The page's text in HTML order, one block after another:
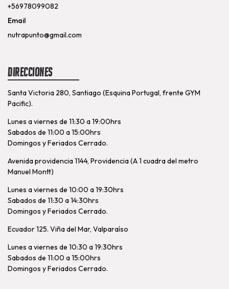
+56978099082
Email
nutrapunto@gmail.com
Direcciones
Santa Victoria 280, Santiago (Esquina Portugal, frente GYM
Pacific).
Lunes a viernes de 11:30 a 19:00hrs
Sabados de 11:00 a 15:00hrs
Domingos y Feriados Cerrado.
Avenida providencia 1144, Providencia (A 1 cuadra del metro
Manuel Montt)
Lunes a viernes de 10:00 a 19:30hrs
Sabados de 11:30 a 14:30hrs
Domingos y Feriados Cerrado.
Ecuador 125. Viña del Mar, Valparaíso
Lunes a viernes de 10:30 a 19:30hrs
Sabados de 11:00 a 15:00hrs
Domingos y Feriados Cerrado.